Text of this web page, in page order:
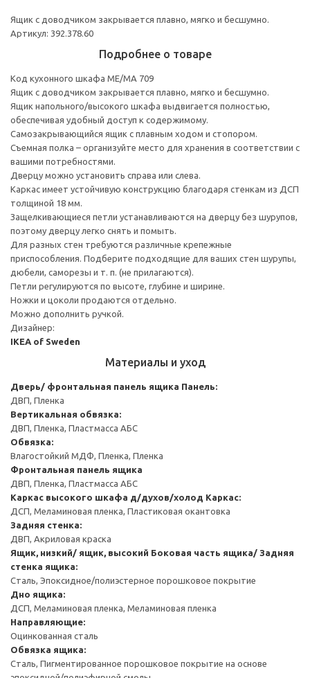
Ящик с доводчиком закрывается плавно, мягко и бесшумно.
Артикул: 392.378.60
Подробнее о товаре
Код кухонного шкафа ME/MA 709
Ящик с доводчиком закрывается плавно, мягко и бесшумно.
Ящик напольного/высокого шкафа выдвигается полностью,
обеспечивая удобный доступ к содержимому.
Cамозакрывающийся ящик с плавным ходом и стопором.
Съемная полка – организуйте место для хранения в соответствии с
вашими потребностями.
Дверцу можно установить справа или слева.
Каркас имеет устойчивую конструкцию благодаря стенкам из ДСП
толщиной 18 мм.
Защелкивающиеся петли устанавливаются на дверцу без шурупов,
поэтому дверцу легко снять и помыть.
Для разных стен требуются различные крепежные
приспособления. Подберите подходящие для ваших стен шурупы,
дюбели, саморезы и т. п. (не прилагаются).
Петли регулируются по высоте, глубине и ширине.
Ножки и цоколи продаются отдельно.
Можно дополнить ручкой.
Дизайнер:
IKEA of Sweden
Материалы и уход
Дверь/ фронтальная панель ящика Панель:
ДВП, Пленка
Вертикальная обвязка:
ДВП, Пленка, Пластмасса АБС
Обвязка:
Влагостойкий МДФ, Пленка, Пленка
Фронтальная панель ящика
ДВП, Пленка, Пластмасса АБС
Каркас высокого шкафа д/духов/холод Каркас:
ДСП, Меламиновая пленка, Пластиковая окантовка
Задняя стенка:
ДВП, Акриловая краска
Ящик, низкий/ ящик, высокий Боковая часть ящика/ Задняя
стенка ящика:
Сталь, Эпоксидное/полиэстерное порошковое покрытие
Дно ящика:
ДСП, Меламиновая пленка, Меламиновая пленка
Направляющие:
Оцинкованная сталь
Обвязка ящика:
Сталь, Пигментированное порошковое покрытие на основе